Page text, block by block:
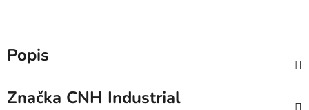
Popis
Značka CNH Industrial